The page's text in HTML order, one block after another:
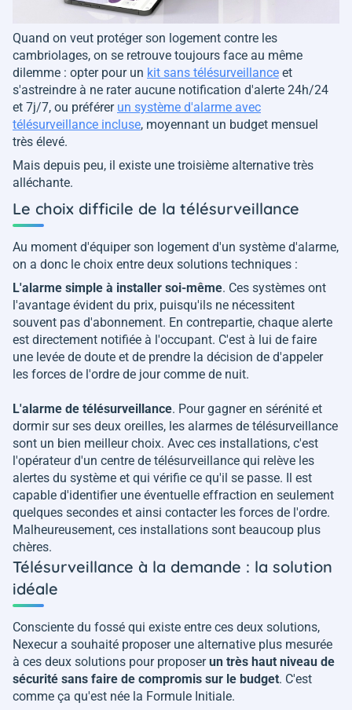
Quand on veut protéger son logement contre les
cambriolages, on se retrouve toujours face au même
dilemme : opter pour un kit sans télésurveillance et
s'astreindre à ne rater aucune notification d'alerte 24h/24
et 7j/7, ou préférer un système d'alarme avec
télésurveillance incluse, moyennant un budget mensuel
très élevé.
Mais depuis peu, il existe une troisième alternative très
alléchante.
Le choix difficile de la télésurveillance
Au moment d'équiper son logement d'un système d'alarme,
on a donc le choix entre deux solutions techniques :
L'alarme simple à installer soi-même. Ces systèmes ont
l'avantage évident du prix, puisqu'ils ne nécessitent
souvent pas d'abonnement. En contrepartie, chaque alerte
est directement notifiée à l'occupant. C'est à lui de faire
une levée de doute et de prendre la décision de d'appeler
les forces de l'ordre de jour comme de nuit.
L'alarme de télésurveillance. Pour gagner en sérénité et
dormir sur ses deux oreilles, les alarmes de télésurveillance
sont un bien meilleur choix. Avec ces installations, c'est
l'opérateur d'un centre de télésurveillance qui relève les
alertes du système et qui vérifie ce qu'il se passe. Il est
capable d'identifier une éventuelle effraction en seulement
quelques secondes et ainsi contacter les forces de l'ordre.
Malheureusement, ces installations sont beaucoup plus
chères.
Télésurveillance à la demande : la solution
idéale
Consciente du fossé qui existe entre ces deux solutions,
Nexecur a souhaité proposer une alternative plus mesurée
à ces deux solutions pour proposerun très haut niveau de
sécurité sans faire de compromis sur le budget. C'est
comme ça qu'est née la Formule Initiale.